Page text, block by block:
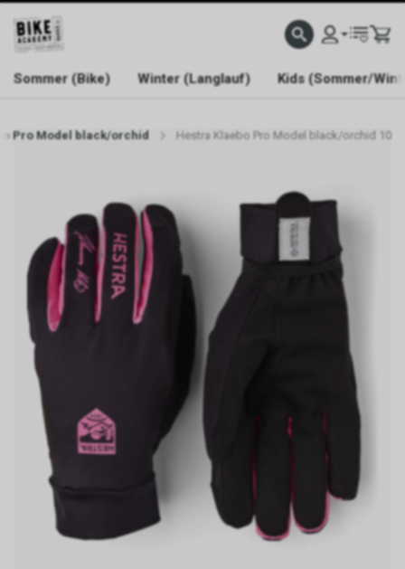
WELCOME TO BIKE ACADEMY
Sommer (Bike) Winter (Langlauf) Kids (Sommer/
Pro Model black/orchid Hestra Klaebo Pro Model black/orchid 10